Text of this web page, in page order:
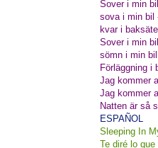
Sover i min
sova i min bil
kvar i
Sover i min
sömn i min
Förläggning i
Jag kommer
Jag kommer
Natten är så
ESPAÑOL
Sleeping In
Te diré lo que